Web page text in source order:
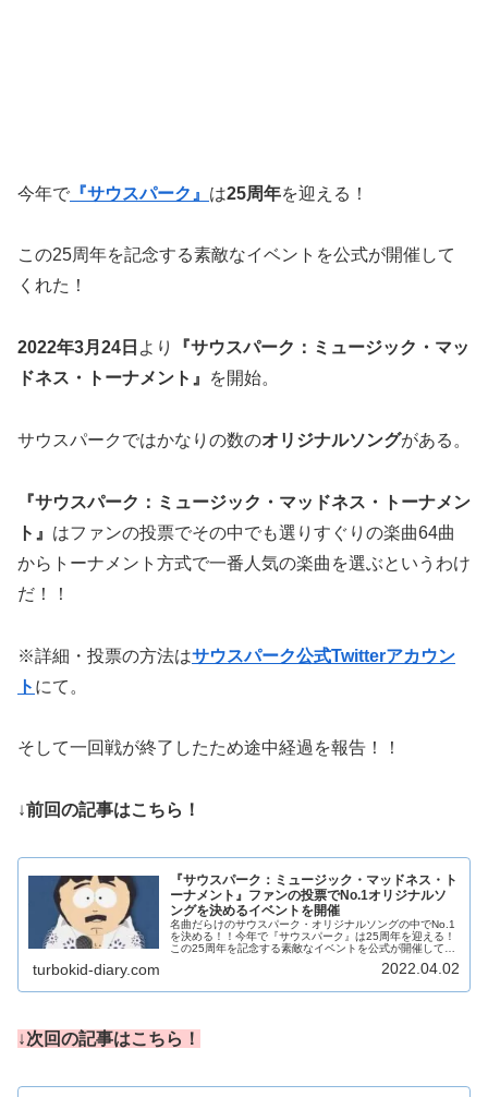
今年で 『サウスパーク』 は25周年を迎える！
この25周年を記念する素敵なイベントを公式が開催して
くれた！
2022年3月24日 より
『サウスパーク：ミュージック・マッ
ドネス・トーナメント』
を開始。
サウスパークではかなりの数のオリジナルソングがある。
『サウスパーク：ミュージック・マッドネス・トーナメン
ト』 はファンの投票でその中でも選りすぐりの楽曲64曲
からトーナメント方式で一番人気の楽曲を選ぶというわけ
だ！！
※詳細・投票の方法はサウスパーク公式Twitterアカウン
ト にて。
そして一回戦が終了したため途中経過を報告！！
↓前回の記事はこちら！
『サウスパーク：ミュージック・マッドネス・ト
ーナメント』ファンの投票でNo.1オリジナルソ
ングを決めるイベントを開催
名曲だらけのサウスパーク・オリジナルソングの中でNo.1
を決める！！今年で『サウスパーク』は25周年を迎える！
この25周年を記念する素敵なイベントを公式が開催してく
turbokid-diary.com 2022.04.02
↓次 回の記事はこちら！